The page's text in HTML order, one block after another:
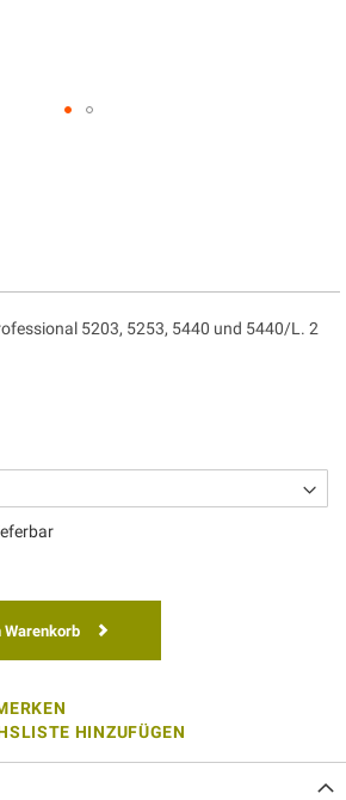
5203, 5253, 5440 und 5440/L. 2
Warenkorb
HINZUFÜGEN